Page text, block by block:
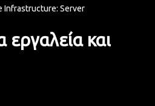
Infrastructure: Server
εργαλεία και